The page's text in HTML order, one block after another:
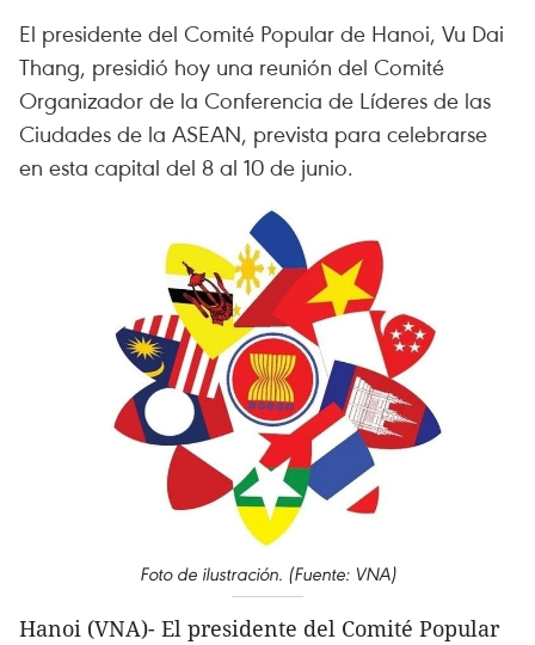
El presidente del Comité Popular de Hanoi, Vu Dai
Thang, presidió hoy una reunión del Comité
Organizador de la Conferencia de Líderes de las
Ciudades de la ASEAN, prevista para celebrarse
en esta capital del 8 al 10 de junio.
Foto de ilustración. (Fuente: VNA)
Hanoi (VNA)- El presidente del Comité Popular